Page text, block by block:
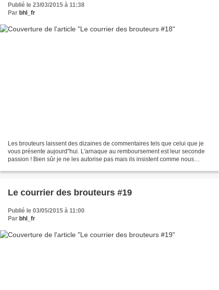
Publié le 23/03/2015 à 11:38
Par bhl_fr
Les brouteurs laissent des dizaines de commentaires tels que celui que je
vous présente aujourd"hui. L'arnaque au remboursement est leur seconde
passion ! Bien sûr je ne les autorise pas mais ils insistent comme nous
Le courrier des brouteurs #19
Publié le 03/05/2015 à 11:00
Par bhl_fr